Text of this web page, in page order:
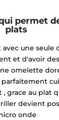
permet
plats
une seule
et d'avoir
omelette
, grace au plat
devient
onde